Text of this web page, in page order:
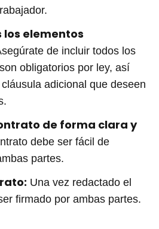
los elementos
de incluir todos los
obligatorios por ley, así
adicional que deseen
de forma clara y
debe ser fácil de
partes.
Una vez redactado el
firmado por ambas partes.